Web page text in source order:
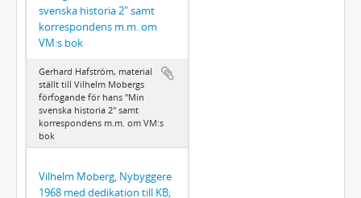
svenska historia 2" samt
korrespondens m.m. om
VM:s bok
Gerhard Hafström, material
ställt till Vilhelm Mobergs
förfogande för hans "Min
svenska historia 2" samt
korrespondens m.m. om VM:s
bok
Vilhelm Moberg, Nybyggere
1968 med dedikation till KB;